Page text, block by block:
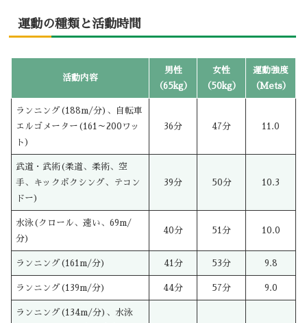
運動の種類と活動時間
活動内容
男性
（65kg）
女性
（50kg）
運動強度
（Mets）
ランニング(188m/分)、自転車
エルゴメーター(161～200ワッ
ト)
36分 47分 11.0
武道・武術(柔道、柔術、空
手、キックボクシング、テコン
ドー)
39分 50分 10.3
水泳(クロール、速い、69m/
分)
40分 51分 10.0
ランニング(161m/分) 41分 53分 9.8
ランニング(139m/分) 44分 57分 9.0
ランニング(134m/分)、水泳